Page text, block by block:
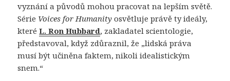
vyznání a původů mohou pracovat na lepším světě.
Série Voices for Humanity osvětluje právě ty ideály,
kteréL. Ron Hubbard, zakladatel scientologie,
představoval, když zdůraznil, že „lidská práva
musí být učiněna faktem, nikoli idealistickým
snem.“